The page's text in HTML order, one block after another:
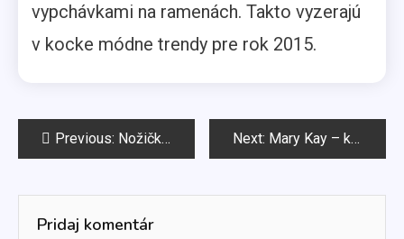
vypchávkami na ramenách. Takto vyzerajú
v kocke módne trendy pre rok 2015.
Navigácia
článku
Previous: Nožičky im rýchlo rastú Next: Mary Kay – kozmetika zo zámoria
Pridaj komentár